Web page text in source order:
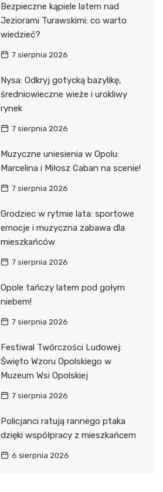
Bezpieczne kąpiele latem nad
Jeziorami Turawskimi: co warto
wiedzieć?
7 sierpnia 2026
Nysa: Odkryj gotycką bazylikę,
średniowieczne wieże i urokliwy
rynek
7 sierpnia 2026
Muzyczne uniesienia w Opolu:
Marcelina i Miłosz Caban na scenie!
7 sierpnia 2026
Grodziec w rytmie lata: sportowe
emocje i muzyczna zabawa dla
mieszkańców
7 sierpnia 2026
Opole tańczy latem pod gołym
niebem!
7 sierpnia 2026
Festiwal Twórczości Ludowej:
Święto Wzoru Opolskiego w
Muzeum Wsi Opolskiej
7 sierpnia 2026
Policjanci ratują rannego ptaka
dzięki współpracy z mieszkańcem
6 sierpnia 2026